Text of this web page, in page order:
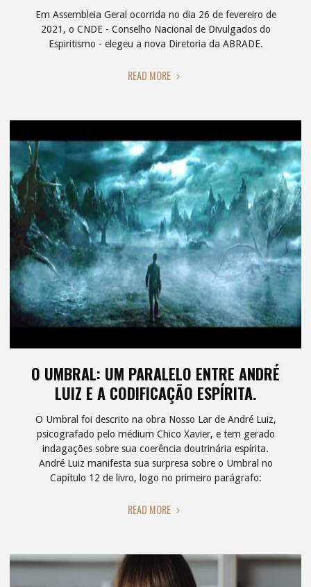
Em Assembleia Geral ocorrida no dia 26 de fevereiro de
2021, o CNDE - Conselho Nacional de Divulgados do
Espiritismo - elegeu a nova Diretoria da ABRADE.
READ MORE "ABRADE
O UMBRAL: UM PARALELO ENTRE ANDRÉ
LUIZ E A CODIFICAÇÃO ESPÍRITA.
O Umbral foi descrito na obra Nosso Lar de André Luiz,
psicografado pelo médium Chico Xavier, e tem gerado
indagações sobre sua coerência doutrinária espírita.
André Luiz manifesta sua surpresa sobre o Umbral no
Capítulo 12 de livro, logo no primeiro parágrafo:
READ MORE "O
PARALELO
ENTRE